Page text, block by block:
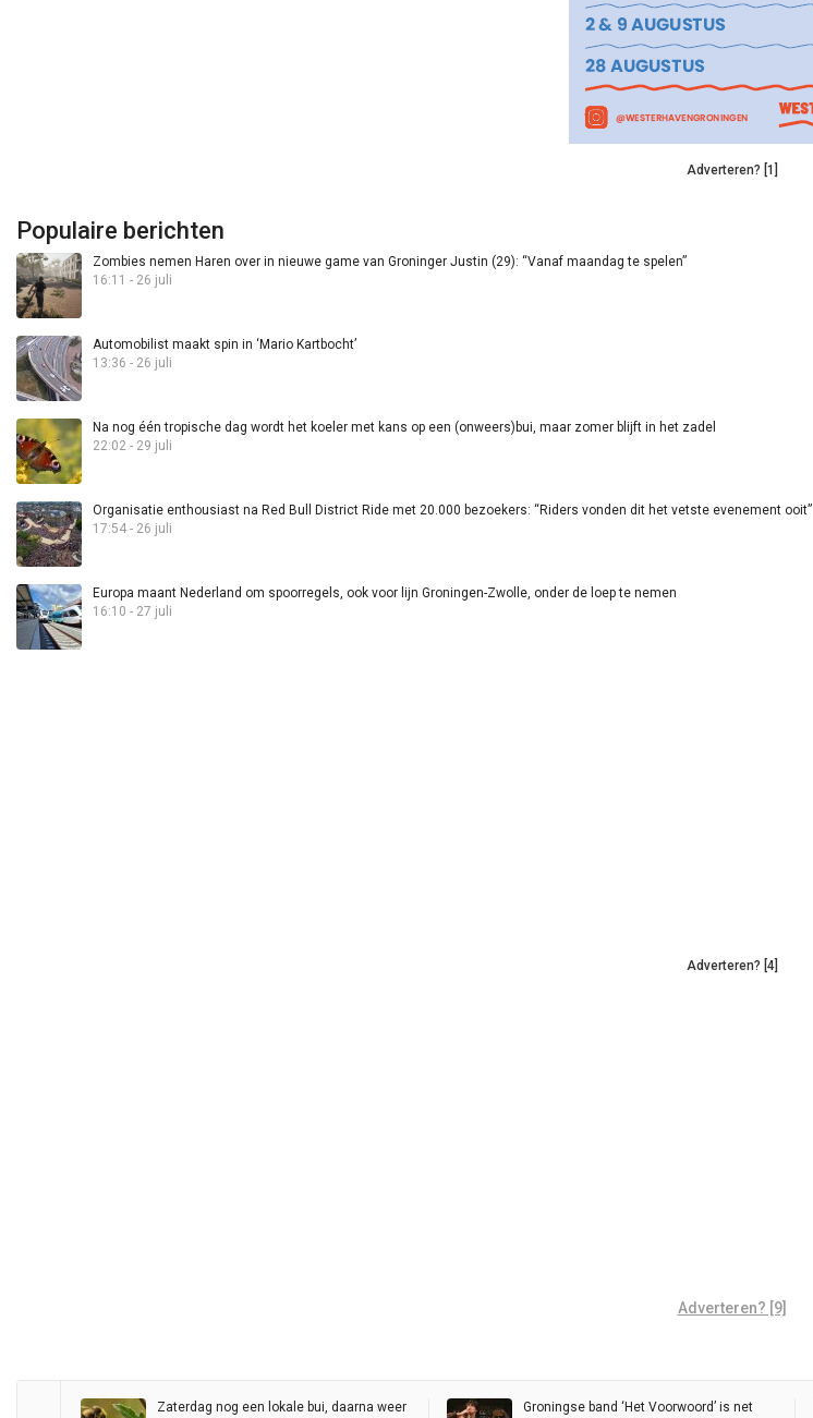
Adverteren? [1]
Populaire berichten
Zombies nemen Haren over in nieuwe game van Groninger Justin (29): “Vanaf maandag te spelen”
16:11 - 26 juli
Automobilist maakt spin in ‘Mario Kartbocht’
13:36 - 26 juli
Na nog één tropische dag wordt het koeler met kans op een (onweers)bui, maar zomer blijft in het zadel
22:02 - 29 juli
Organisatie enthousiast na Red Bull District Ride met 20.000 bezoekers: “Riders vonden dit het vetste evenement ooit”
17:54 - 26 juli
Europa maant Nederland om spoorregels, ook voor lijn Groningen-Zwolle, onder de loep te nemen
16:10 - 27 juli
Adverteren? [4]
Adverteren? [9]
Zaterdag nog een lokale bui, daarna weer Groningse band ‘Het Voorwoord’ is net